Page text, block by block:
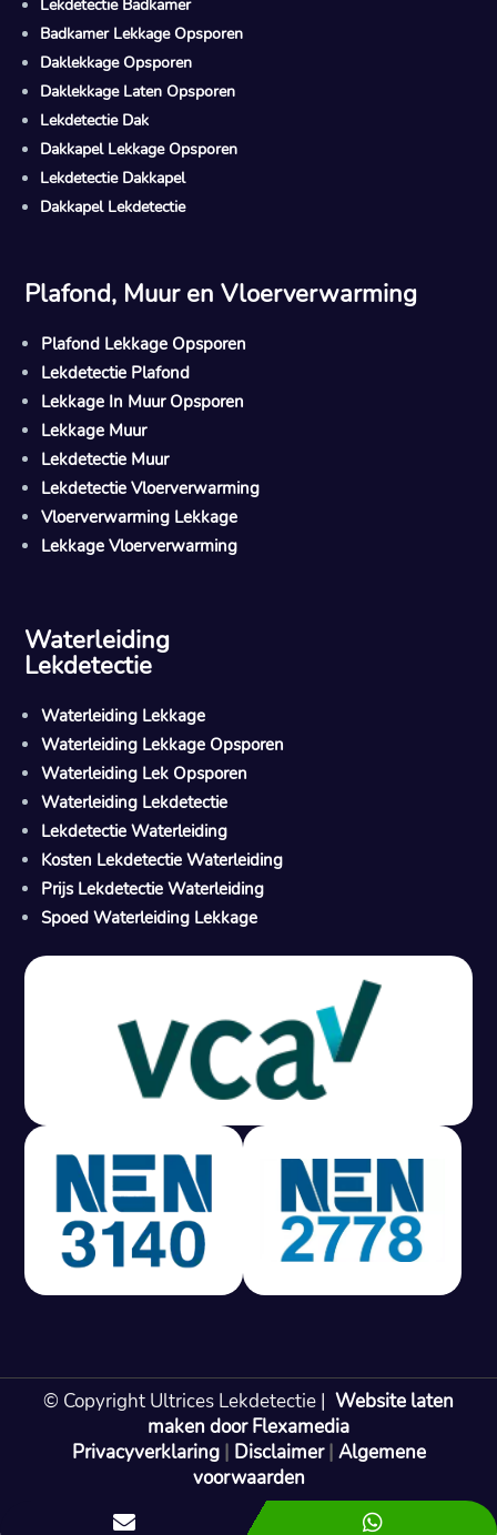
M
Gratis offerte in 24 uur
Geen lekkage? Geen betaling.
Vast tarief van € 395,- exc btw.
Rapport binnen 3 werkdagen.
100% RIsicovrij.
Vaak vergoed door verzekeraar.
Gratis offerte in 24 uur
Bel: 085 080 55 42
Lekdetectie Badkamer
Badkamer Lekkage Opsporen
Daklekkage Opsporen
Daklekkage Laten Opsporen
Lekdetectie Dak
Dakkapel Lekkage Opsporen
Lekdetectie Dakkapel
Dakkapel Lekdetectie
Plafond, Muur en Vloerverwarming
Plafond Lekkage Opsporen
Lekdetectie Plafond
Lekkage In Muur Opsporen
Lekkage Muur
Lekdetectie Muur
Lekdetectie Vloerverwarming
Vloerverwarming Lekkage
Lekkage Vloerverwarming
Waterleiding
Lekdetectie
Waterleiding Lekkage
Waterleiding Lekkage Opsporen
Waterleiding Lek Opsporen
Waterleiding Lekdetectie
Lekdetectie Waterleiding
Kosten Lekdetectie Waterleiding
Prijs Lekdetectie Waterleiding
Spoed Waterleiding Lekkage
© Copyright Ultrices Lekdetectie | Website laten
maken door Flexamedia
Privacyverklaring| Disclaimer| Algemene
voorwaarden
 